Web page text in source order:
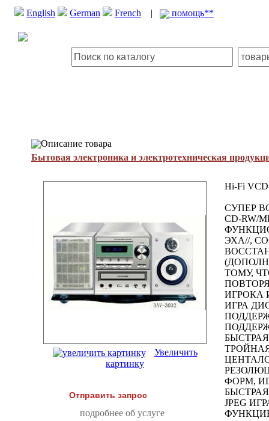
English German French | помощь**
Описание товара
Бытовая электроника и электротехническая
Увеличить
картинку
Отправить запрос
подробнее об услуге
Hi-Fi
СУПЕР
CD-RW/
ЭХА//,
ТОМУ,
ИГРОКА
ИГРА
ФОРМ,
JPEG